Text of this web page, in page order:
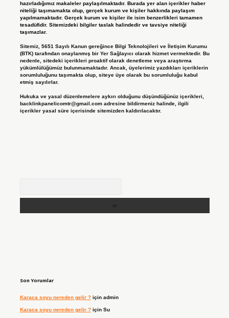
hazırladığımız makaleler paylaşılmaktadır. Burada yer alan içerikler haber
niteliği taşımamakta olup, gerçek kurum ve kişiler hakkında paylaşım
yapılmamaktadır. Gerçek kurum ve kişiler ile isim benzerlikleri tamamen
tesadüfidir. Sitemizdeki bilgiler taslak halindedir ve tavsiye niteliği
taşımazlar.
Sitemiz, 5651 Sayılı Kanun gereğince Bilgi Teknolojileri ve İletişim Kurumu
(BTK) tarafından onaylanmış bir Yer Sağlayıcı olarak hizmet vermektedir. Bu
nedenle, sitedeki içerikleri proaktif olarak denetleme veya araştırma
yükümlülüğümüz bulunmamaktadır. Ancak, üyelerimiz yazdıkları içeriklerin
sorumluluğunu taşımakta olup, siteye üye olarak bu sorumluluğu kabul
etmiş sayılırlar.
Hukuka ve yasal düzenlemelere aykırı olduğunu düşündüğünüz içerikleri,
backlinkpanelicomtr@gmail.comadresine bildirmeniz halinde, ilgili
içerikler yasal süre içerisinde sitemizden kaldırılacaktır.
Son Yorumlar
Karaca soyu nereden gelir ?için admin
Karaca soyu nereden gelir ?için Su